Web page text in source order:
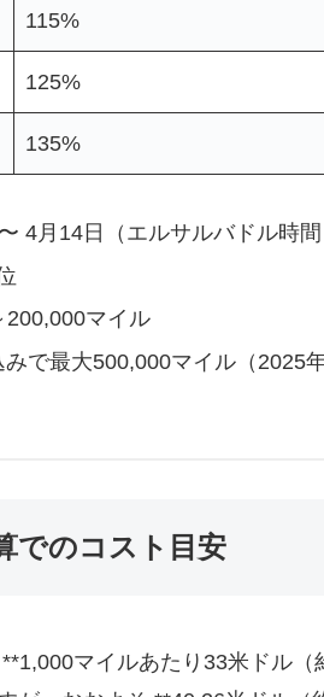
115%
125%
135%
4月14日（エルサルバドル時
200,000マイル
みで最大500,000マイル（2025
でのコスト目安
マイルあたり33米ドル（